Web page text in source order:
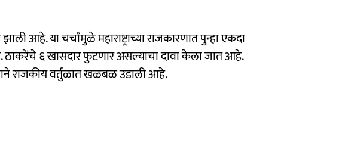
आहे. या चर्चांमुळे महाराष्ट्राच्या राजकारणात पुन्हा एकदा
६ खासदार फुटणार असल्याचा दावा केला जात आहे.
राजकीय वर्तुळात खळबळ उडाली आहे.